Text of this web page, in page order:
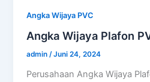
Angka Wijaya PVC
Angka Wijaya Plafon
admin/Juni 24, 2024
Perusahaan Angka Wijaya